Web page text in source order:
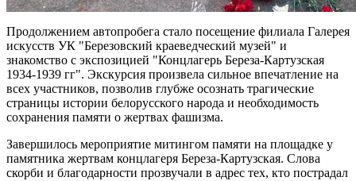
Продолжением автопробега стало посещение филиала Галерея
искусств УК "Березовский краеведческий музей" и
знакомство с экспозицией "Концлагерь Береза-Картузская
1934-1939 гг". Экскурсия произвела сильное впечатление на
всех участников, позволив глубже осознать трагические
страницы истории белорусского народа и необходимость
сохранения памяти о жертвах фашизма.
Завершилось мероприятие митингом памяти на площадке у
памятника жертвам концлагеря Береза-Картузская. Слова
скорби и благодарности прозвучали в адрес тех, кто пострадал